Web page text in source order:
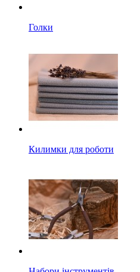
Голки
Килимки для роботи